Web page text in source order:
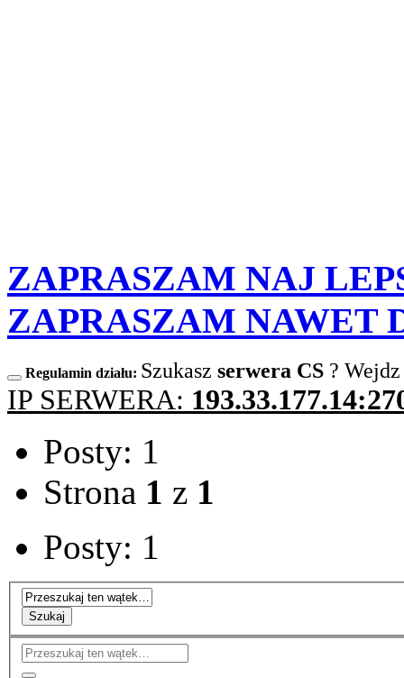
ZAPRASZAM NAJ
ZAPRASZAM NAWET
Regulamin działu: Szukasz serwera CS ?
IP SERWERA:
Posty: 1
Strona 1 z 1
Posty: 1
Szukaj